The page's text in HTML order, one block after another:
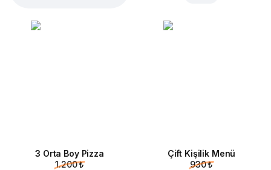
3 Orta Boy Pizza
1.200 ₺
Çift Kişilik Menü
930 ₺